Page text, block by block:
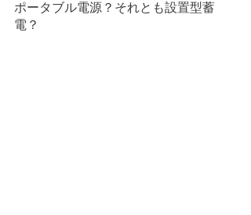
ポータブル電源？それとも設置型蓄
電？